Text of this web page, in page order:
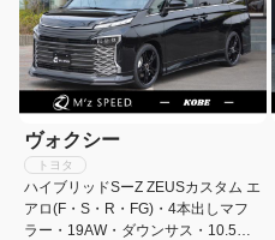
ヴォクシー
トヨタ
ハイブリッドSーZ ZEUSカスタム エ
アロ(F・S・R・FG)・4本出しマフ
ラー・19AW・ダウンサス・10.5型